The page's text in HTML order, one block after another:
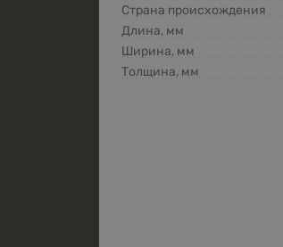
Страна происхождения
Длина, мм
Ширина, мм
Толщина, мм